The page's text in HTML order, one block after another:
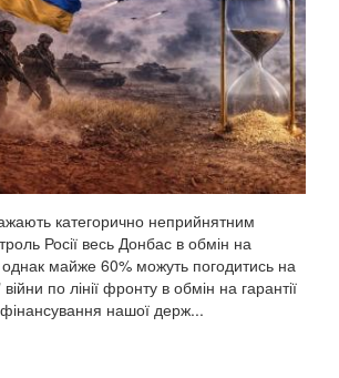
категорично неприйнятним
Росії весь Донбас в обмін на
однак майже 60% можуть погодитись на
по лінії фронту в обмін на гарантії
нашої держ...